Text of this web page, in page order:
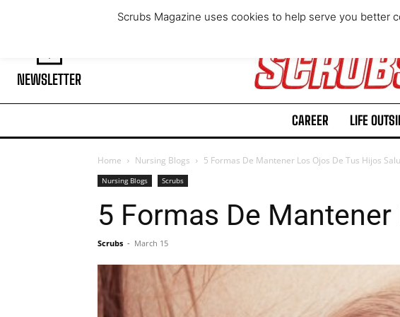
Sunday, August 9, 2026
NEWSLETTER
CAREER LIFE
Home Nursing Blogs 5 Formas De Mantener Los Ojos De Tus Hijos
Nursing Blogs Scrubs
5 Formas De
Scrubs - March 15
Scrubs Magazine uses cookies to help serve you better